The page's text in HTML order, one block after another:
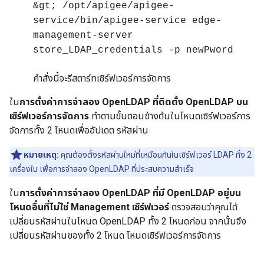
&gt; /opt/apigee/apigee-
service/bin/apigee-service edge-
management-server
store_LDAP_credentials -p newPword
คำสั่งนี้จะรีสตาร์ทเซิร์ฟเวอร์การจัดการ
ในการตั้งค่าการจำลอง OpenLDAP ที่ติดตั้ง OpenLDAP บน
เซิร์ฟเวอร์การจัดการ ทำตามขั้นตอนข้างต้นในโหนดเซิร์ฟเวอร์การ
จัดการทั้ง 2 โหนดเพื่ออัปเดต รหัสผ่าน
หมายเหตุ: คุณต้องตั้งรหัสผ่านใหม่ที่เหมือนกันในเซิร์ฟเวอร์ LDAP ทั้ง 2
เครื่องใน เพื่อการจำลอง OpenLDAP ที่ประสบความสำเร็จ
ในการตั้งค่าการจำลอง OpenLDAP ที่มี OpenLDAP อยู่บน
โหนดอื่นที่ไม่ใช่ Management เซิร์ฟเวอร์ ตรวจสอบว่าคุณได้
เปลี่ยนรหัสผ่านในโหนด OpenLDAP ทั้ง 2 โหนดก่อน จากนั้นจึง
เปลี่ยนรหัสผ่านของทั้ง 2 โหนด โหนดเซิร์ฟเวอร์การจัดการ